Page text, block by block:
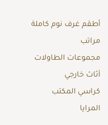
أطقم غرف نوم كاملة
مراتب
مجموعات الطاولات
أثاث خارجي
كراسي المكتب
المرايا